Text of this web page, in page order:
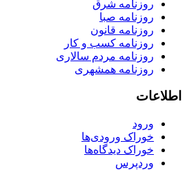
روزنامه شرق
روزنامه صبا
روزنامه قانون
روزنامه كسب و كار
روزنامه مردم سالاری
روزنامه همشهری
اطلاعات
ورود
خوراک ورودی‌ها
خوراک دیدگاه‌ها
وردپرس